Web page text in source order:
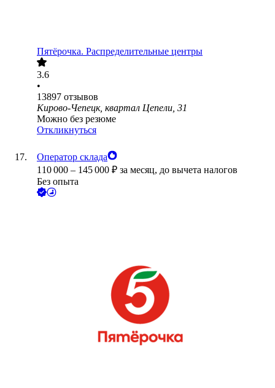
Пятёрочка. Распределительные центры
3.6
•
13897 отзывов
Кирово-Чепецк, квартал Цепели, 31
Можно без резюме
Откликнуться
Оператор склада
110 000 – 145 000 ₽ за месяц, до вычета налогов
Без опыта